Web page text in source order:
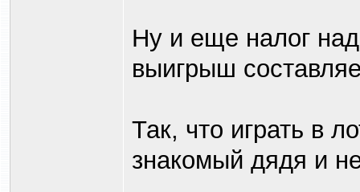
Ну и еще налог
выигрыш
Так, что играть в
знакомый дядя и